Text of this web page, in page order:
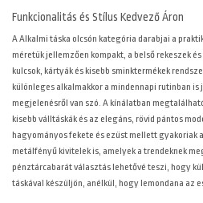
Funkcionalitás és Stílus Kedvező Áron
A Alkalmi táska olcsón kategória darabjai a
méretük jellemzően kompakt, a belső rekeszek
kulcsok, kártyák és kisebb sminktermékek
különleges alkalmakkor a mindennapi rutinban
megjelenésről van szó. A kínálatban
kisebb válltáskák és az elegáns, rövid pántos
hagyományos fekete és ezüst mellett gyakoriak
metálfényű kivitelek is, amelyek a trendeknek
pénztárcabarát választás lehetővé teszi, hogy
táskával készüljön, anélkül, hogy lemondana az